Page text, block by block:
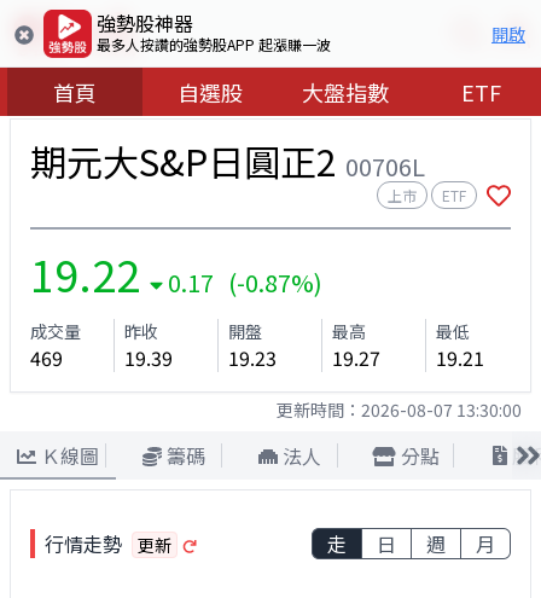
強勢股神器
最多人按讚的強勢股APP 起漲賺一波 開啟
首頁 自選股 大盤指數 ETF
期元大S&P日圓正2 00706L
上市 ETF
19.22 0.17 (-0.87%)
成交量
469
昨收
19.39
開盤
19.23
最高
19.27
最低
19.21
更新時間： 2026-08-07 13:30:00
Ｋ線圖 籌碼 法人 分點 股
行情走勢 更新 走 日 週 月